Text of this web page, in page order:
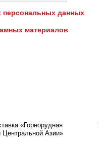
персональных данных
материалов
«Горнорудная
Центральной Азии»